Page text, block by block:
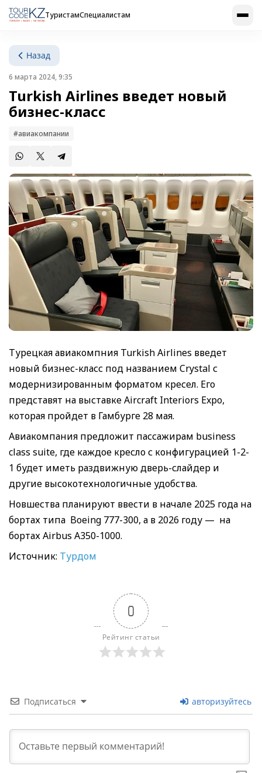
ТуристамСпециалистам
Назад
6 марта 2024, 9:35
Turkish Airlines введет новый
бизнес-класс
#авиакомпании
Турецкая авиакомпния Turkish Airlines введет
новый бизнес-класс под названием Crystal с
модернизированным форматом кресел. Его
представят на выставке Aircraft Interiors Expo,
которая пройдет в Гамбурге 28 мая.
Авиакомпания предложит пассажирам business
class suite, где каждое кресло с конфигурацией 1-2-
1 будет иметь раздвижную дверь-слайдер и
другие высокотехнологичные удобства.
Новшества планируют ввести в начале 2025 года на
бортах типа Boeing 777-300, а в 2026 году — на
бортах Airbus A350-1000.
Источник: Турдом
0
Рейтинг статьи
Подписаться авторизуйтесь